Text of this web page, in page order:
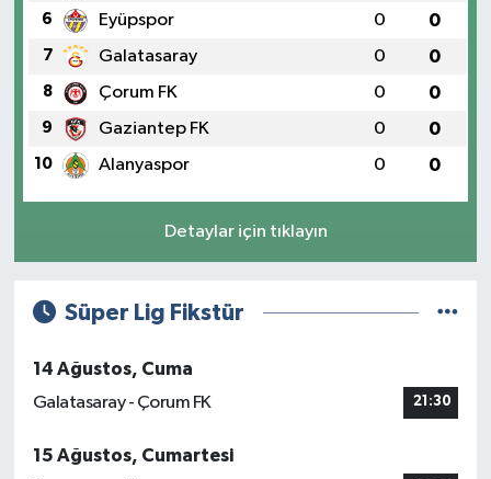
6 Eyüpspor 0 0
7 Galatasaray 0 0
8 Çorum FK 0 0
9 Gaziantep FK 0 0
10 Alanyaspor 0 0
Detaylar için tıklayın
Süper Lig Fikstür
14 Ağustos, Cuma
Galatasaray - Çorum FK
21:30
15 Ağustos, Cumartesi